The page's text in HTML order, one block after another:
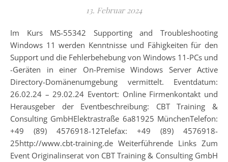
13. Februar 2024
Im Kurs MS-55342 Supporting and Troubleshooting
Windows 11 werden Kenntnisse und Fähigkeiten für den
Support und die Fehlerbehebung von Windows 11-PCs und
-Geräten in einer On-Premise Windows Server Active
Directory-Domänenumgebung vermittelt. Eventdatum:
26.02.24 – 29.02.24 Eventort: Online Firmenkontakt und
Herausgeber der Eventbeschreibung: CBT Training &
Consulting GmbHElektrastraße 6a81925 MünchenTelefon:
+49 (89) 4576918-12Telefax: +49 (89) 4576918-
25http://www.cbt-training.de Weiterführende Links Zum
Event Originalinserat von CBT Training & Consulting GmbH